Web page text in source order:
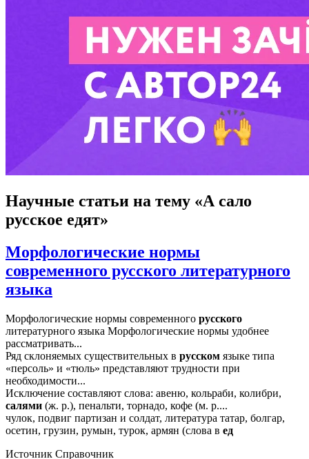
Научные статьи на тему «А сало
русское едят»
Морфологические нормы
современного русского литературного
языка
Морфологические нормы современного русского
литературного языка Морфологические нормы удобнее
рассматривать...
Ряд склоняемых существительных в русском языке типа
«персоль» и «тюль» представляют трудности при
необходимости...
Исключение составляют слова: авеню, кольраби, колибри,
салями (ж. р.), пенальти, торнадо, кофе (м. р....
чулок, подвиг партизан и солдат, литература татар, болгар,
осетин, грузин, румын, турок, армян (слова в ед
Источник Справочник